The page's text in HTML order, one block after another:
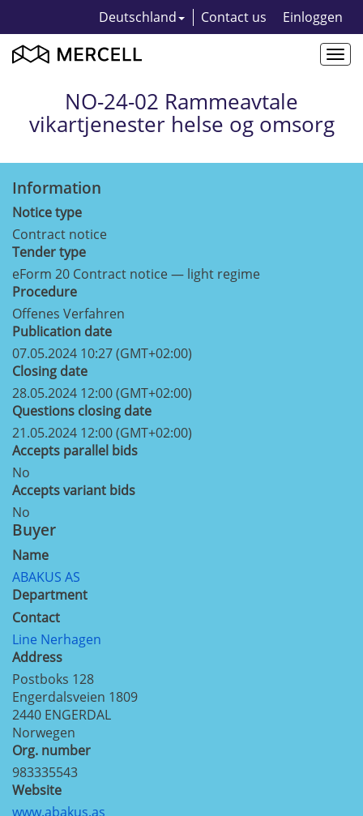
Deutschland Contact us Einloggen
NO-24-02 Rammeavtale
vikartjenester helse og omsorg
Information
Notice type
Contract notice
Tender type
eForm 20 Contract notice — light regime
Procedure
Offenes Verfahren
Publication date
07.05.2024 10:27 (GMT+02:00)
Closing date
28.05.2024 12:00 (GMT+02:00)
Questions closing date
21.05.2024 12:00 (GMT+02:00)
Accepts parallel bids
No
Accepts variant bids
No
Buyer
Name
ABAKUS AS
Department
Contact
Line Nerhagen
Address
Postboks 128
Engerdalsveien 1809
2440 ENGERDAL
Norwegen
Org. number
983335543
Website
www.abakus.as